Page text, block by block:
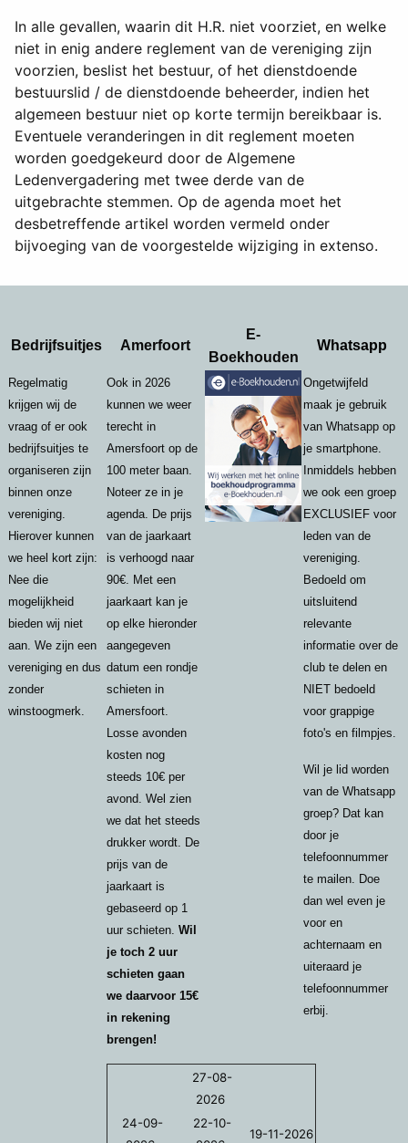
In alle gevallen, waarin dit H.R. niet voorziet, en welke
niet in enig andere reglement van de vereniging zijn
voorzien, beslist het bestuur, of het dienstdoende
bestuurslid / de dienstdoende beheerder, indien het
algemeen bestuur niet op korte termijn bereikbaar is.
Eventuele veranderingen in dit reglement moeten
worden goedgekeurd door de Algemene
Ledenvergadering met twee derde van de
uitgebrachte stemmen. Op de agenda moet het
desbetreffende artikel worden vermeld onder
bijvoeging van de voorgestelde wijziging in extenso.
Bedrijfsuitjes Amerfoort
E-
Boekhouden
Whatsapp
Regelmatig
krijgen wij de
vraag of er ook
bedrijfsuitjes te
organiseren zijn
binnen onze
vereniging.
Hierover kunnen
we heel kort zijn:
Nee die
mogelijkheid
bieden wij niet
aan. We zijn een
vereniging en dus
zonder
winstoogmerk.
Ook in 2026
kunnen we weer
terecht in
Amersfoort op de
100 meter baan.
Noteer ze in je
agenda. De prijs
van de jaarkaart
is verhoogd naar
90€. Met een
jaarkaart kan je
op elke hieronder
aangegeven
datum een rondje
schieten in
Amersfoort.
Losse avonden
kosten nog
steeds 10€ per
avond. Wel zien
we dat het steeds
drukker wordt. De
prijs van de
jaarkaart is
gebaseerd op 1
uur schieten. Wil
je toch 2 uur
schieten gaan
we daarvoor 15€
in rekening
brengen!
27-08-
2026
24-09-
22-10-
19-11-2026
Ongetwijfeld
maak je gebruik
van Whatsapp op
je smartphone.
Inmiddels hebben
we ook een groep
EXCLUSIEF voor
leden van de
vereniging.
Bedoeld om
uitsluitend
relevante
informatie over de
club te delen en
NIET bedoeld
voor grappige
foto's en filmpjes.
Wil je lid worden
van de Whatsapp
groep? Dat kan
door je
telefoonnummer
te mailen. Doe
dan wel even je
voor en
achternaam en
uiteraard je
telefoonnummer
erbij.